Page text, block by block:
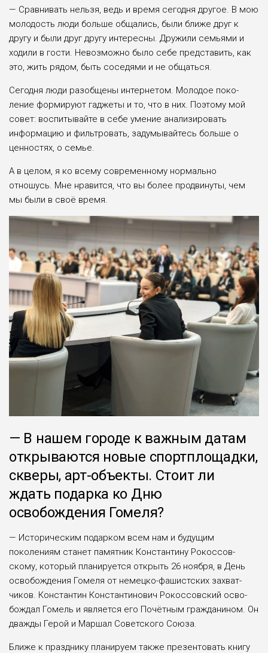
— Сравнивать нельзя, ведь и время сегодня дру­гое. В мою
молодость люди больше общались, были ближе друг к
другу и были друг другу интересны. Дру­жили семьями и
ходили в гости. Невозможно было себе представить, как
это, жить рядом, быть соседями и не общаться.
Сегодня люди разобщены интернетом. Молодое поко­
ление формируют гаджеты и то, что в них. Поэтому мой
совет: воспитывайте в себе умение анализировать
информацию и фильтро­вать, задумывайтесь больше о
ценностях, о семье.
А в целом, я ко всему современному нормально
отношусь. Мне нравится, что вы более продвинуты, чем
мы были в своё время.
— В нашем городе к важ­ным датам
открывают­ся новые спортплощадки,
скверы, арт-объекты. Стоит ли
ждать подарка ко Дню
освобождения Гомеля?
— Историческим подар­ком всем нам и будущим
поколениям станет памят­ник Константину Рокоссов­
скому, который планируется открыть 26 ноября, в День
освобождения Гомеля от немецко-фашистских захват­
чиков. Константин Констан­тинович Рокоссовский осво­
бождал Гомель и является его Почётным гражданином. Он
дважды Герой и Маршал Советского Союза.
Ближе к празднику пла­нируем также презенто­вать книгу